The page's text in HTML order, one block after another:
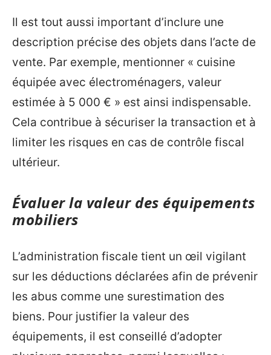
Il est tout aussi important d’inclure une
description précise des objets dans l’acte de
vente. Par exemple, mentionner « cuisine
équipée avec électroménagers, valeur
estimée à 5 000 € » est ainsi indispensable.
Cela contribue à sécuriser la transaction et à
limiter les risques en cas de contrôle fiscal
ultérieur.
Évaluer la valeur des équipements
mobiliers
L’administration fiscale tient un œil vigilant
sur les déductions déclarées afin de prévenir
les abus comme une surestimation des
biens. Pour justifier la valeur des
équipements, il est conseillé d’adopter